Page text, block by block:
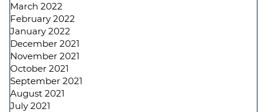
March 2022
February 2022
January 2022
December 2021
November 2021
October 2021
September 2021
August 2021
July 2021